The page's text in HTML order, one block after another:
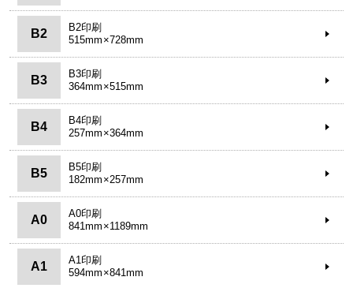
B2
B2印刷
515mm×728mm
B3
B3印刷
364mm×515mm
B4
B4印刷
257mm×364mm
B5
B5印刷
182mm×257mm
A0
A0印刷
841mm×1189mm
A1
A1印刷
594mm×841mm